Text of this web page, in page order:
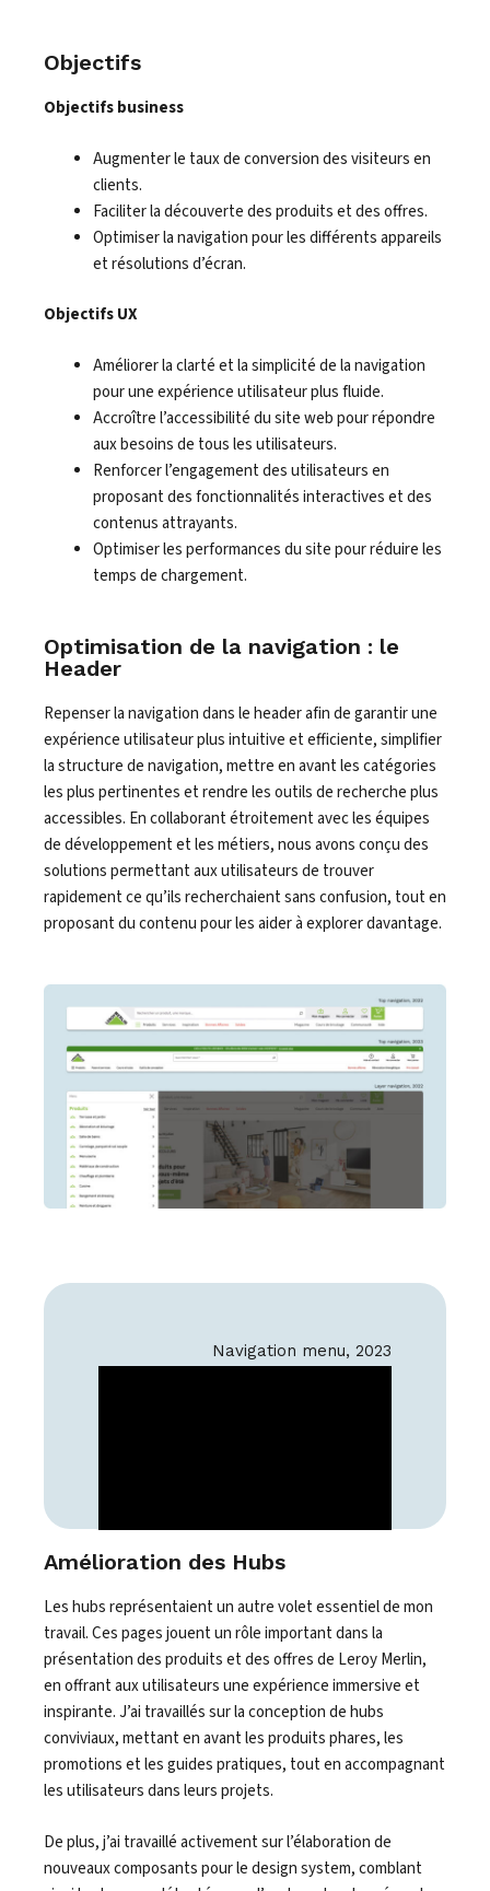
Objectifs
Objectifs business
Augmenter le taux de conversion des visiteurs en
clients.
Faciliter la découverte des produits et des offres.
Optimiser la navigation pour les différents appareils
et résolutions d’écran.
Objectifs UX
Améliorer la clarté et la simplicité de la navigation
pour une expérience utilisateur plus fluide.
Accroître l’accessibilité du site web pour répondre
aux besoins de tous les utilisateurs.
Renforcer l’engagement des utilisateurs en
proposant des fonctionnalités interactives et des
contenus attrayants.
Optimiser les performances du site pour réduire les
temps de chargement.
Optimisation de la navigation : le
Header
Repenser la navigation dans le header afin de garantir une
expérience utilisateur plus intuitive et efficiente, simplifier
la structure de navigation, mettre en avant les catégories
les plus pertinentes et rendre les outils de recherche plus
accessibles. En collaborant étroitement avec les équipes
de développement et les métiers, nous avons conçu des
solutions permettant aux utilisateurs de trouver
rapidement ce qu’ils recherchaient sans confusion, tout en
proposant du contenu pour les aider à explorer davantage.
Navigation menu, 2023
Amélioration des Hubs
Les hubs représentaient un autre volet essentiel de mon
travail. Ces pages jouent un rôle important dans la
présentation des produits et des offres de Leroy Merlin,
en offrant aux utilisateurs une expérience immersive et
inspirante. J’ai travaillés sur la conception de hubs
conviviaux, mettant en avant les produits phares, les
promotions et les guides pratiques, tout en accompagnant
les utilisateurs dans leurs projets.
De plus, j’ai travaillé activement sur l’élaboration de
nouveaux composants pour le design system, comblant